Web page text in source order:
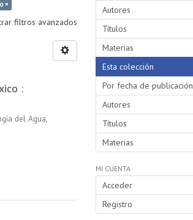
×
filtros avanzados
:
del Agua,
Autores
Títulos
Materias
Esta colección
Por fecha de publicación
Autores
Títulos
Materias
MI CUENTA
Acceder
Registro